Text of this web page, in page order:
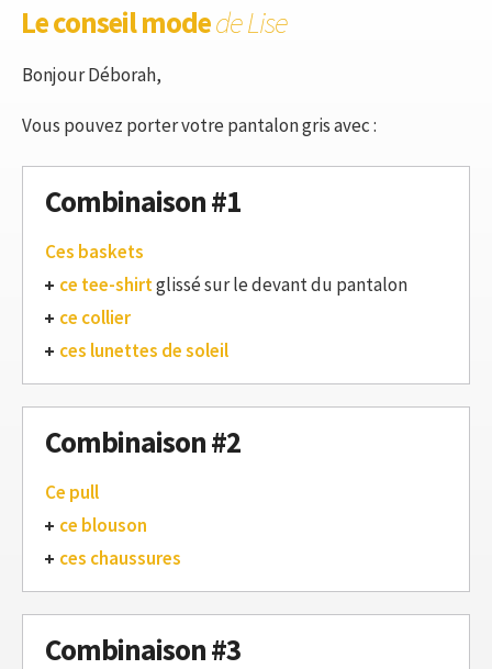
Le conseil modede Lise
Bonjour Déborah,
Vous pouvez porter votre pantalon gris avec :
Combinaison #1
Ces baskets
ce tee-shirtglissé sur le devant du pantalon
ce collier
ces lunettes de soleil
Combinaison #2
Ce pull
ce blouson
ces chaussures
Combinaison #3